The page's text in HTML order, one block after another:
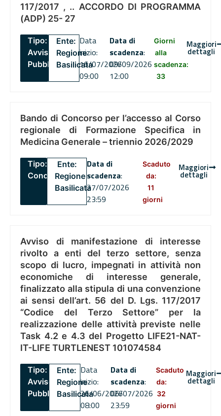
117/2017 , .. ACCORDO DI PROGRAMMA
(ADP) 25- 27
Tipo:
Avviso
Pubblico
Ente:
Regione
Basilicata
Data
inizio:
16/07/2026
09:00
Data di
scadenza:
09/09/2026
12:00
Giorni
alla
scadenza:
33
Maggiori
dettagli
Bando di Concorso per l’accesso al Corso
regionale di Formazione Specifica in
Medicina Generale – triennio 2026/2029
Tipo:
Concorsi
Ente:
Regione
Basilicata
Data di
scadenza:
27/07/2026
23:59
Scaduto
da:
11
giorni
Maggiori
dettagli
Avviso di manifestazione di interesse
rivolto a enti del terzo settore, senza
scopo di lucro, impegnati in attività non
economiche di interesse generale,
finalizzato alla stipula di una convenzione
ai sensi dell’art. 56 del D. Lgs. 117/2017
“Codice del Terzo Settore” per la
realizzazione delle attività previste nelle
Task 4.2 e 4.3 del Progetto LIFE21-NAT-
IT-LIFE TURTLENEST 101074584
Tipo:
Avviso
Pubblico
Ente:
Regione
Basilicata
Data
inizio:
26/06/2026
08:00
Data di
scadenza:
06/07/2026
23:59
Scaduto
da:
32
giorni
Maggiori
dettagli